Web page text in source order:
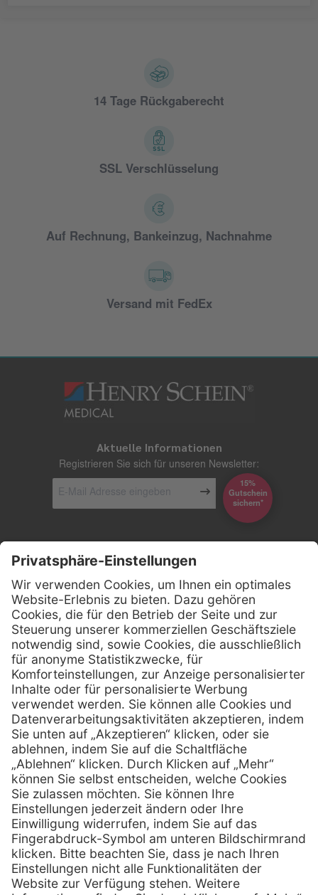
14 Tage Rückgaberecht
SSL Verschlüsselung
Auf Rechnung, Bankeinzug, Nachnahme
Versand mit FedEx
Aktuelle Informationen
Registrieren Sie sich für unseren Newsletter:
15%
Gutschein
*sichern
Kontakt
Firmensitz
Henry Schein Medical GmbH
Alt-Moabit 96 b
D-10559 Berlin
Telefon: 0800 - 888 777 6
Telefax: 0800 - 888 777 8
E-Mail: info @ henryschein-med.de
Services
Fernwartung
Vorteile
Eigenmarke
Leasing
Techn. Service
Kataloge
Hilfe
FAQs
Kontakt
Lob & Kritik
Außendienst
Retoure
E-Rechnung